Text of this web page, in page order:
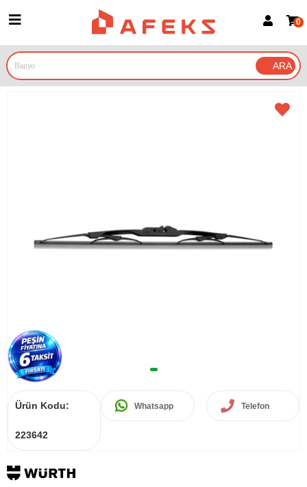
Google İle Bağlan
0
Ürün Kodu:
223642
Whatsapp Telefon